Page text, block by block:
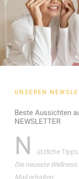
UNSEREN
Beste Aussichten
NEWSLETTER
N
ützliche Tipps
Die neueste
Mail erhalten.